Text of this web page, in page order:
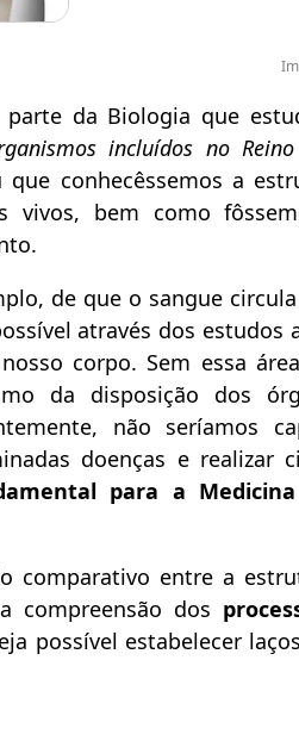
da Biologia que
incluídos no
conhecêssemos a
vivos, bem como
de que o sangue
através dos estudos
corpo. Sem essa
da disposição dos
não seríamos
doenças e realizar
para a
comparativo entre a
compreensão dos
possível estabelecer